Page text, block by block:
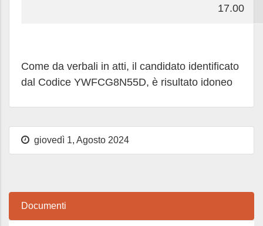
17.00
Come da verbali in atti, il candidato identificato
dal Codice YWFCG8N55D, è risultato idoneo
giovedì 1, Agosto 2024
Documenti